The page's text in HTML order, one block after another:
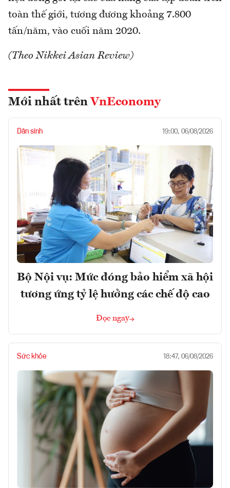
toàn thế giới, tương đương khoảng 7.800
tấn/năm, vào cuối năm 2020.
(Theo Nikkei Asian Review)
Mới nhất trên VnEconomy
Dân sinh 19:00, 06/08/2026
Bộ Nội vụ: Mức đóng bảo hiểm xã hội
tương ứng tỷ lệ hưởng các chế độ cao
Đọc ngay
Sức khỏe 18:47, 06/08/2026